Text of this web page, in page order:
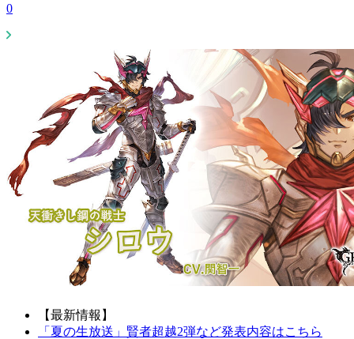
0
【最新情報】
「夏の生放送」賢者超越2弾など発表内容はこちら